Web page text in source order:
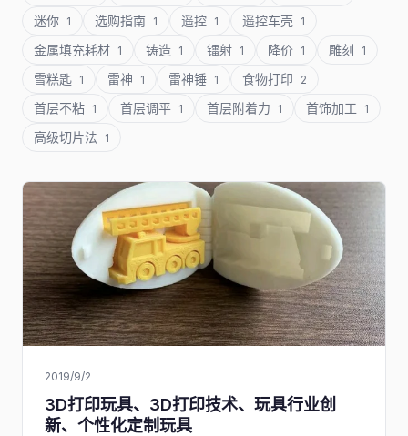
迷你 1 选购指南 1 遥控 1 遥控车壳 1
金属填充耗材 1 铸造 1 镭射 1 降价 1 雕刻 1
雪糕匙 1 雷神 1 雷神锤 1 食物打印 2
首层不粘 1 首层调平 1 首层附着力 1 首饰加工 1
高级切片法 1
2019/9/2
3D打印玩具、3D打印技术、玩具行业创
新、个性化定制玩具